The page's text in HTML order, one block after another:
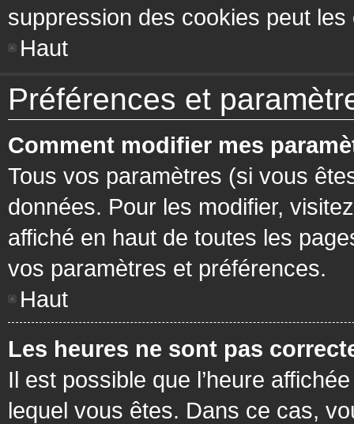
suppression des cookies peut les
Haut
Préférences et
Comment modifier mes
Tous vos paramètres (si vous
données. Pour les modifier,
affiché en haut de toutes les
vos paramètres et préférences.
Haut
Les heures ne sont pas
Il est possible que l’heure
lequel vous êtes. Dans ce cas,